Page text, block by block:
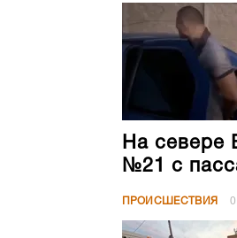
На севере
№21 с
ПРОИСШЕСТВИЯ